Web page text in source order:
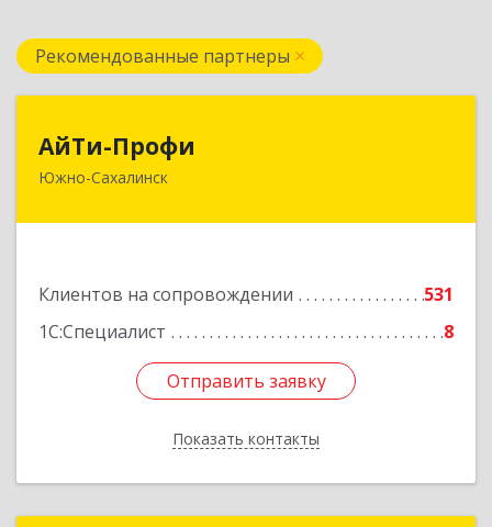
Рекомендованные партнеры
АйТи-Профи
Южно-Сахалинск
Клиентов на сопровождении
531
1С:Специалист
8
Отправить заявку
Показать контакты
693023, Сахалинская обл, город Южно-
Подробнее
Отправить заявку
Назад